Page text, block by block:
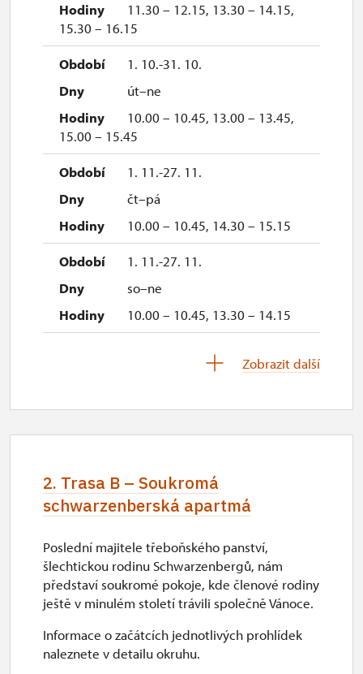
11.30 – 12.15, 13.30 – 14.15,
15.30 – 16.15
1. 10.-31. 10.
út–ne
10.00 – 10.45, 13.00 – 13.45,
15.00 – 15.45
1. 11.-27. 11.
čt–pá
10.00 – 10.45, 14.30 – 15.15
1. 11.-27. 11.
so–ne
10.00 – 10.45, 13.30 – 14.15
1. 1.-31. 3.
uzavřen
Zobrazit další
2. Trasa B – Soukromá
schwarzenberská apartmá
Poslední majitele třeboňského panství,
šlechtickou rodinu Schwarzenbergů, nám
představí soukromé pokoje, kde členové rodiny
ještě v minulém století trávili společně Vánoce.
Informace o začátcích jednotlivých prohlídek
naleznete v detailu okruhu.